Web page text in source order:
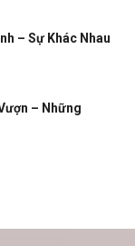
– Sự Khác Nhau
– Những